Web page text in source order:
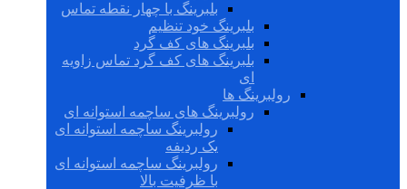
بلبرینگ با چهار نقطه تماس
بلبرینگ خود تنظیم
بلبرینگ های کف گرد
بلبرینگ های کف گرد تماس زاویه
ای
رولبرینگ ها
رولبرینگ های ساچمه استوانه ای
رولبرینگ ساچمه استوانه ای
یک ردیفه
رولبرینگ ساچمه استوانه ای
با ظرفیت بالا